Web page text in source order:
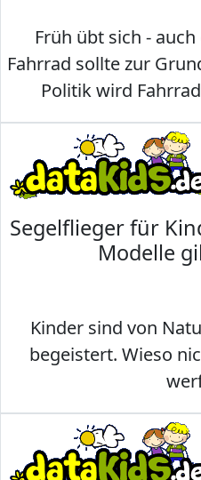
Früh übt sich -
Fahrrad sollte zur
Politik wird
Segelflieger für
Modelle
Kinder sind von
begeistert. Wieso